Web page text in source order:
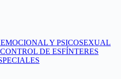
Y PSICOSEXUAL
DE ESFÍNTERES